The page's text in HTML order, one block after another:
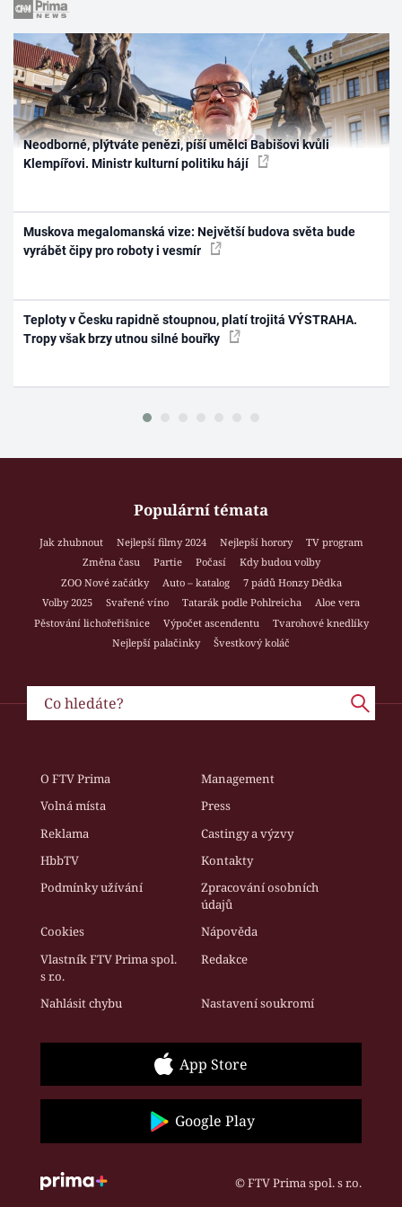
Neodborné, plýtváte penězi, píší umělci Babišovi kvůli
Klempířovi. Ministr kulturní politiku hájí
Muskova megalomanská vize: Největší budova světa bude
vyrábět čipy pro roboty i vesmír
Teploty v Česku rapidně stoupnou, platí trojitá VÝSTRAHA.
Tropy však brzy utnou silné bouřky
Populární témata
Jak zhubnout Nejlepší filmy 2024 Nejlepší horory
TV program
Změna času
Partie Počasí
Kdy budou volby
ZOO Nové začátky
Auto – katalog
7 pádů Honzy Dědka
Volby 2025
Svařené víno Tatarák podle Pohlreicha
Aloe vera
Pěstování lichořeřišnice
Výpočet ascendentu
Tvarohové knedlíky
Nejlepší palačinky
Švestkový koláč
O FTV Prima
Management
Volná místa
Press
Reklama
Castingy a výzvy
HbbTV
Kontakty
Podmínky užívání
Zpracování osobních
údajů
Cookies
Nápověda
Vlastník FTV Prima spol.
s r.o.
Redakce
Nahlásit chybu Nastavení soukromí
App Store
Google Play
© FTV Prima spol. s r.o.